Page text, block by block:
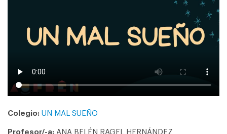
Colegio: UN MAL SUEÑO
Profesor/-a: ANA BELÉN RAGEL HERNÁNDEZ